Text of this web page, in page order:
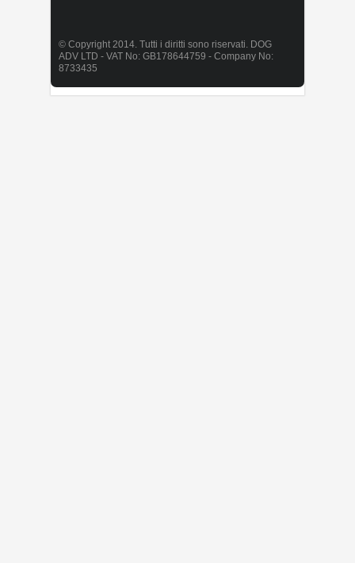
© Copyright 2014. Tutti i diritti sono riservati. DOG
ADV LTD - VAT No: GB178644759 - Company No:
8733435